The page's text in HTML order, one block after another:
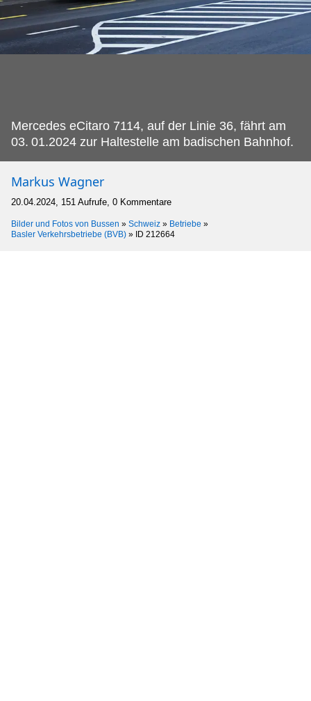
Mercedes eCitaro 7114, auf der Linie 36, fährt am
03. 01.2024 zur Haltestelle am badischen Bahnhof.
Markus Wagner
20.04.2024, 151 Aufrufe, 0 Kommentare
Bilder und Fotos von Bussen » Schweiz » Betriebe »
Basler Verkehrsbetriebe (BVB) » ID 212664